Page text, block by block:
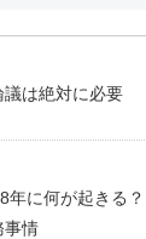
議は絶対に必要
年に何が起きる？
事情